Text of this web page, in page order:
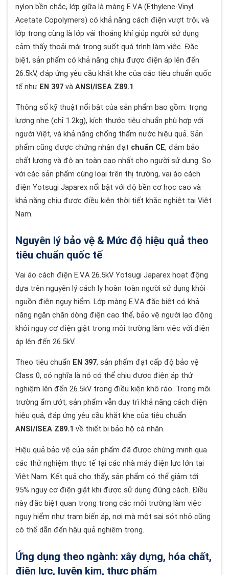
nylon bền chắc, lớp giữa là màng E.V.A (Ethylene-Vinyl
Acetate Copolymers) có khả năng cách điện vượt trội, và
lớp trong cùng là lớp vải thoáng khí giúp người sử dụng
cảm thấy thoải mái trong suốt quá trình làm việc. Đặc
biệt, sản phẩm có khả năng chịu được điện áp lên đến
26.5kV, đáp ứng yêu cầu khắt khe của các tiêu chuẩn quốc
tế như EN 397 và ANSI/ISEA Z89.1.
Thông số kỹ thuật nổi bật của sản phẩm bao gồm: trọng
lượng nhẹ (chỉ 1.2kg), kích thước tiêu chuẩn phù hợp với
người Việt, và khả năng chống thấm nước hiệu quả. Sản
phẩm cũng được chứng nhận đạt chuẩn CE, đảm bảo
chất lượng và độ an toàn cao nhất cho người sử dụng. So
với các sản phẩm cùng loại trên thị trường, vai áo cách
điện Yotsugi Japarex nổi bật với độ bền cơ học cao và
khả năng chịu được điều kiện thời tiết khắc nghiệt tại Việt
Nam.
Nguyên lý bảo vệ & Mức độ hiệu quả theo
tiêu chuẩn quốc tế
Vai áo cách điện E.V.A 26.5kV Yotsugi Japarex hoạt động
dựa trên nguyên lý cách ly hoàn toàn người sử dụng khỏi
nguồn điện nguy hiểm. Lớp màng E.V.A đặc biệt có khả
năng ngăn chặn dòng điện cao thế, bảo vệ người lao động
khỏi nguy cơ điện giật trong môi trường làm việc với điện
áp lên đến 26.5kV.
Theo tiêu chuẩn EN 397, sản phẩm đạt cấp độ bảo vệ
Class 0, có nghĩa là nó có thể chịu được điện áp thử
nghiệm lên đến 26.5kV trong điều kiện khô ráo. Trong môi
trường ẩm ướt, sản phẩm vẫn duy trì khả năng cách điện
hiệu quả, đáp ứng yêu cầu khắt khe của tiêu chuẩn
ANSI/ISEA Z89.1 về thiết bị bảo hộ cá nhân.
Hiệu quả bảo vệ của sản phẩm đã được chứng minh qua
các thử nghiệm thực tế tại các nhà máy điện lực lớn tại
Việt Nam. Kết quả cho thấy, sản phẩm có thể giảm tới
95% nguy cơ điện giật khi được sử dụng đúng cách. Điều
này đặc biệt quan trọng trong các môi trường làm việc
nguy hiểm như trạm biến áp, nơi mà một sai sót nhỏ cũng
có thể dẫn đến hậu quả nghiêm trọng.
Ứng dụng theo ngành: xây dựng, hóa chất,
điện lực, luyện kim, thực phẩm